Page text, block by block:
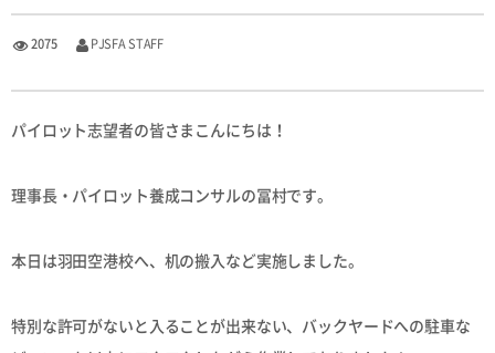
2075 PJSFA STAFF
パイロット志望者の皆さまこんにちは！
理事長・パイロット養成コンサルの冨村です。
本日は羽田空港校へ、机の搬入など実施しました。
特別な許可がないと入ることが出来ない、バックヤードへの駐車な